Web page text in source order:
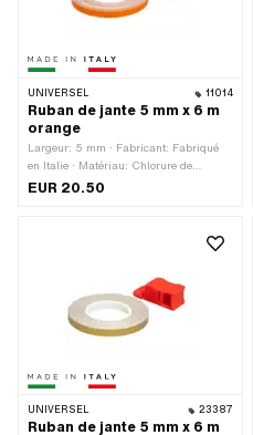
Accessoires d'atelier
UNIVERSEL 11014
Ruban de jante 5 mm x 6 m
orange
Largeur: 5 mm · Fabricant: Fabriqué
en Italie · Matériau: Chlorure de
polyvinyle (PVC) · Lieu d'utilisation:
EUR 20.50
UNIVERSEL 23387
Ruban de jante 5 mm x 6 m